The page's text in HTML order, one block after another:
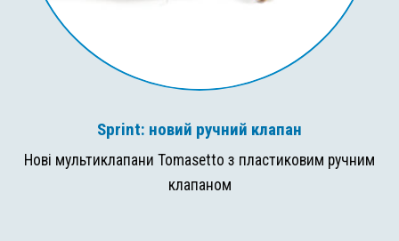
Sprint: новий ручний клапан
Нові мультиклапани Tomasetto з пластиковим ручним
клапаном